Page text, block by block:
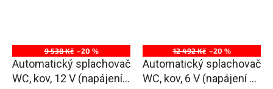
9 538 Kč –20 %
Automatický splachovač
WC, kov, 12 V (napájení
12 492 Kč –20 %
Automatický splachovač
WC, kov, 6 V (napájení z